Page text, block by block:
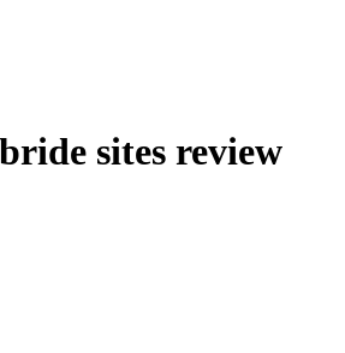
sites review